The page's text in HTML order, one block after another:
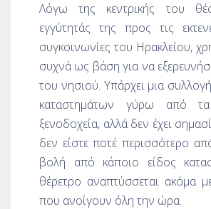
Λόγω της κεντρικής του
εγγύτητάς της προς τις
συγκοινωνίες του Ηρακλείου,
συχνά ως βάση για να
του νησιού. Υπάρχει μια
καταστημάτων γύρω από τα
ξενοδοχεία, αλλά δεν έχει
δεν είστε ποτέ περισσότερο
βολή από κάποιο είδος
θέρετρο αναπτύσσεται ακόμα
που ανοίγουν όλη την ώρα.